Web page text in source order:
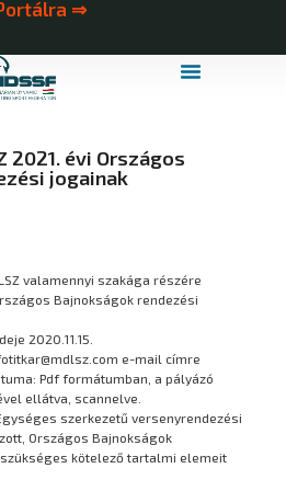
⇒
2021. évi Országos
jogainak
valamennyi szakága részére
Bajnokságok rendezési
2020.11.15.
e-mail címre
Pdf formátumban, a pályázó
ellátva, scannelve.
szerkezetű versenyrendezési
Országos Bajnokságok
kötelező tartalmi elemeit